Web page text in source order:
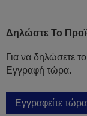
Δηλώστε Το
Για να δηλώσετε
Εγγραφή τώρα.
Εγγραφείτε τώρα